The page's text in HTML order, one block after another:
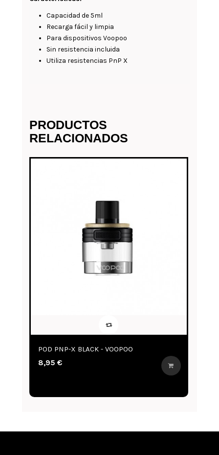
Capacidad de 5ml
Recarga fácil y limpia
Para dispositivos Voopoo
Sin resistencia incluida
Utiliza resistencias PnP X
PRODUCTOS
RELACIONADOS
POD PNP-X BLACK - VOOPOO
8,95 €